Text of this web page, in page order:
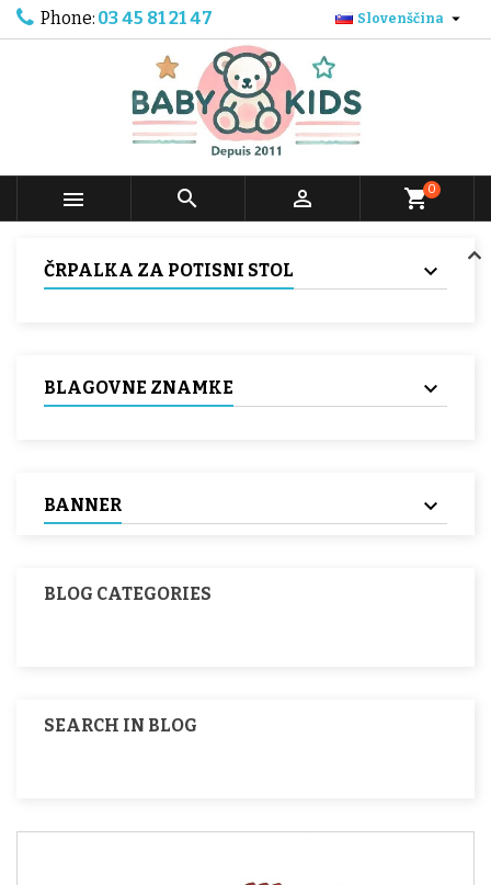
Phone: 03 45 81 21 47 Slovenščina 
   shopping_cart0
ČRPALKA ZA POTISNI STOL
BLAGOVNE ZNAMKE
BANNER
BLOG CATEGORIES
SEARCH IN BLOG